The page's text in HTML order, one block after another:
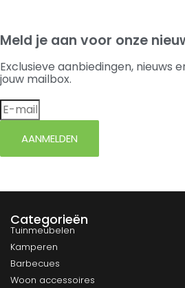
Meld je aan voor onze
Exclusieve aanbiedingen, nieuws
jouw mailbox.
AANMELDEN
Categorieën
Tuinmeubelen
Kamperen
Barbecues
Woon accessoires